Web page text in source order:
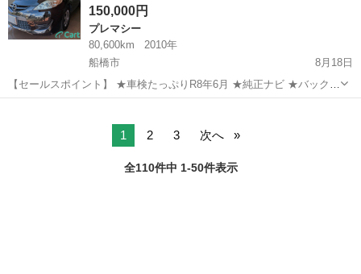
150,000円
プレマシー
80,600km
2010年
船橋市
8月18日
【セールスポイント】 ★車検たっぷりR8年6月 ★純正ナビ ★バックカ
メラ ★ETC ★両側パワースライドドア ★スマートキー 詳しくは
1 2 3 次へ
全110件中 1-50件表示